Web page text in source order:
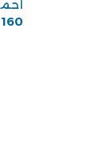
160